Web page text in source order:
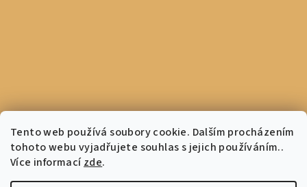
Tento web používá soubory cookie. Dalším procházením
tohoto webu vyjadřujete souhlas s jejich používáním..
Více informacízde.